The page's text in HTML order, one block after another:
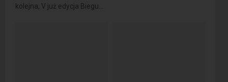
kolejna, V już edycja Biegu...